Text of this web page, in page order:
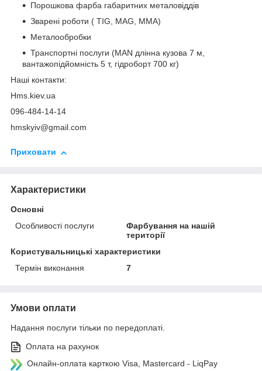
Порошкова фарба габаритних металовіддів
Зварені роботи ( TIG, MAG, MMA)
Металообробки
Транспортні послуги (MAN длінна кузова 7 м,
вантажопідйомність 5 т, гідроборт 700 кг)
Наші контакти:
Hms.kiev.ua
096-484-14-14
hmskyiv@gmail.com
Приховати
Характеристики
Основні
Особливості послуги
Фарбування на нашій
території
Користувальницькі характеристики
Термін виконання
7
Умови оплати
Надання послуги тільки по передоплаті.
Оплата на рахунок
Онлайн-оплата карткою Visa, Mastercard - LiqPay